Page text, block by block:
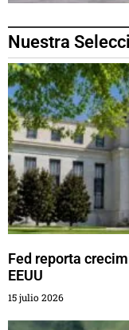
Nuestra
Fed reporta
EEUU
15 julio 2026